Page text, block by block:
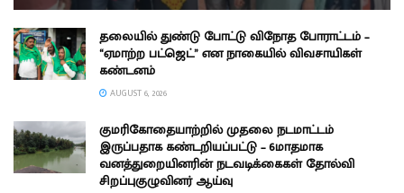
தலையில் துண்டு போட்டு விநோத போராட்டம் –
“ஏமாற்ற பட்ஜெட்” என நாகையில் விவசாயிகள்
கண்டனம்
AUGUST 6, 2026
குமரிகோதையாற்றில் முதலை நடமாட்டம்
இருப்பதாக கண்டறியப்பட்டு – 6மாதமாக
வனத்துறையினரின் நடவடிக்கைகள் தோல்வி
சிறப்புகுழுவினர் ஆய்வு